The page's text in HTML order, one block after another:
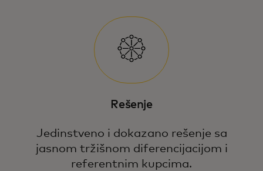
Rešenje
Jedinstveno i dokazano rešenje sa
jasnom tržišnom diferencijacijom i
referentnim kupcima.